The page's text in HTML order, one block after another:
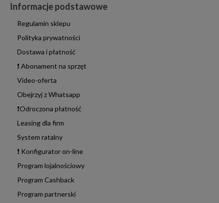
Informacje podstawowe
Regulamin sklepu
Polityka prywatności
Dostawa i płatność
❗ Abonament na sprzęt
Video-oferta
Obejrzyj z Whatsapp
❗Odroczona płatność
Leasing dla firm
System ratalny
❗ Konfigurator on-line
Program lojalnościowy
Program Cashback
Program partnerski